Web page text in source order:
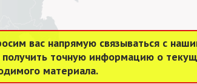
вас напрямую связываться с
точную информацию о
материала.